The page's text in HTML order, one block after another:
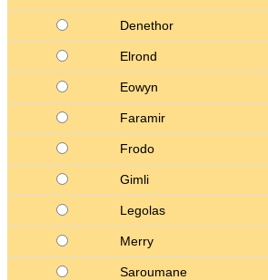
Denethor
Elrond
Eowyn
Faramir
Frodo
Gimli
Legolas
Merry
Saroumane